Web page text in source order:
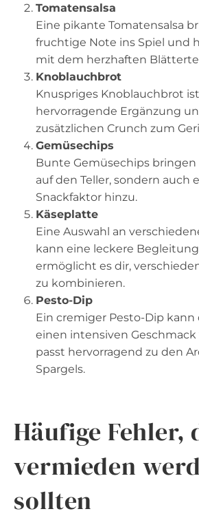
Tomatensalsa
Eine pikante Tomatensalsa
fruchtige Note ins Spiel und
mit dem herzhaften
Knoblauchbrot
Knuspriges Knoblauchbrot
hervorragende Ergänzung
zusätzlichen Crunch zum
Gemüsechips
Bunte Gemüsechips
auf den Teller, sondern auch
Snackfaktor hinzu.
Käseplatte
Eine Auswahl an
kann eine leckere
ermöglicht es dir,
zu kombinieren.
Pesto-Dip
Ein cremiger Pesto-Dip kann
einen intensiven
passt hervorragend zu den
Spargels.
Häufige Fehler,
vermieden
sollten